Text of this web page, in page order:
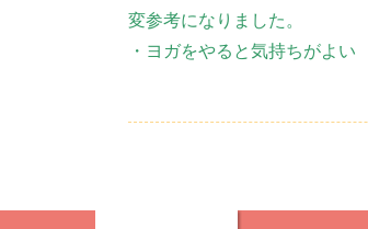
変参考になりました。
・ヨガをやると気持ちがよい